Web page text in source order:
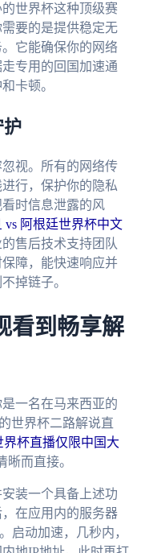
世界杯这种顶级赛
要的是提供稳定无
它能确保你的网络
专用的回国加速通
卡顿。
护
视。所有的网络传
行，保护你的隐私
时信息泄露的风
vs 阿根廷世界杯中文
售后技术支持团队
障，能快速响应并
掉链子。
看到畅享解
一名在马来西亚的
世界杯二路解说直
杯直播仅限中国大
而直接。
装一个具备上述功
在应用内的服务器
启动加速，几秒内，